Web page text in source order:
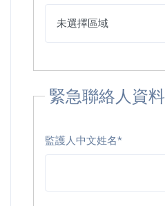
緊急聯絡人資料
監護人中文姓名*